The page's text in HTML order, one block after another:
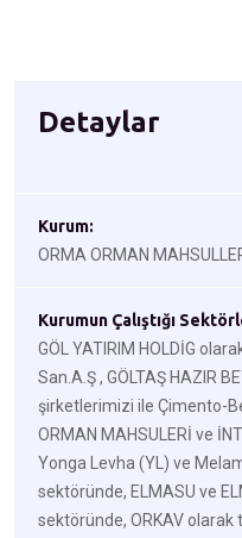
Detaylar
Kurum:
ORMA ORMAN
Kurumun Çalıştığı
GÖL YATIRIM HOLDİG
San.A.Ş , GÖLTAŞ HAZIR
şirketlerimizi ile Çimento-
ORMAN MAHSULERİ ve
Yonga Levha (YL) ve
sektöründe, ELMASU ve
sektöründe, ORKAV olarak